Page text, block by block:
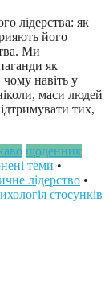
лідерства: як
його
Ми
як
чому навіть у
маси людей
тих,
щоденник
теми •
лідерство •
стосунків